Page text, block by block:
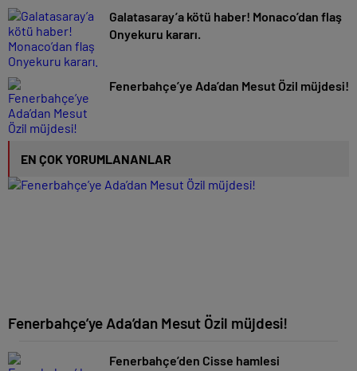
Galatasaray’a kötü haber! Monaco’dan flaş
Onyekuru kararı.
Fenerbahçe’ye Ada’dan Mesut Özil müjdesi!
EN ÇOK YORUMLANANLAR
Fenerbahçe’ye Ada’dan Mesut Özil müjdesi!
Fenerbahçe’den Cisse hamlesi